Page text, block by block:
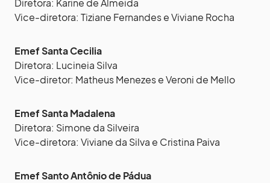
Diretora: Karine de Almeida
Vice-diretora: Tiziane Fernandes e Viviane Rocha
Emef Santa Cecilia
Diretora: Lucineia Silva
Vice-diretor: Matheus Menezes e Veroni de Mello
Emef Santa Madalena
Diretora: Simone da Silveira
Vice-diretora: Viviane da Silva e Cristina Paiva
Emef Santo Antônio de Pádua